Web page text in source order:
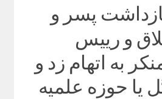
پسر و
و رییس
به اتهام زد و
یا حوزه علمیه